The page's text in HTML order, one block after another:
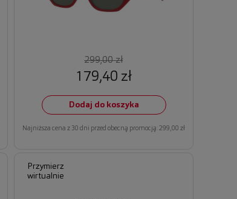
299,00 zł
179,40 zł
Dodaj do koszyka
Najniższa cena z 30 dni przed obecną promocją: 299,00 zł
Przymierz
wirtualnie